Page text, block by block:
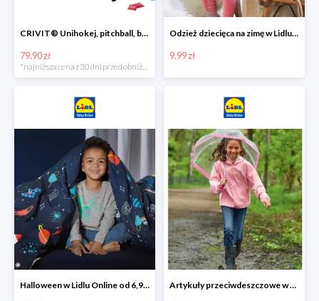
CRIVIT® Unihokej, pitchball, bean bag lub disc golf
79.90 zł
Odzież dziecięca na zimę w Lidlu Online od 9,99 zł
9.99 zł
Halloween w Lidlu Online od 6,99 zł Artykuły przeciwdeszczowe w Lodilu Online do -50%